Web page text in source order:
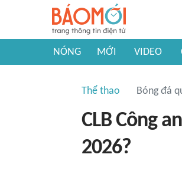
NÓNG MỚI VIDEO
Thể thao Bóng đá
CLB Công
2026?